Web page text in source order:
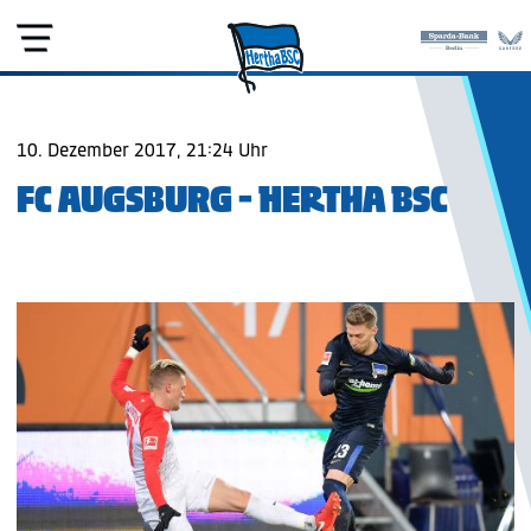
10. Dezember 2017, 21:24 Uhr
FC AUGSBURG - HERTHA BSC